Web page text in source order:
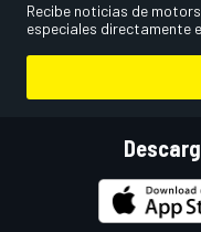
Recibe noticias de
especiales directamente